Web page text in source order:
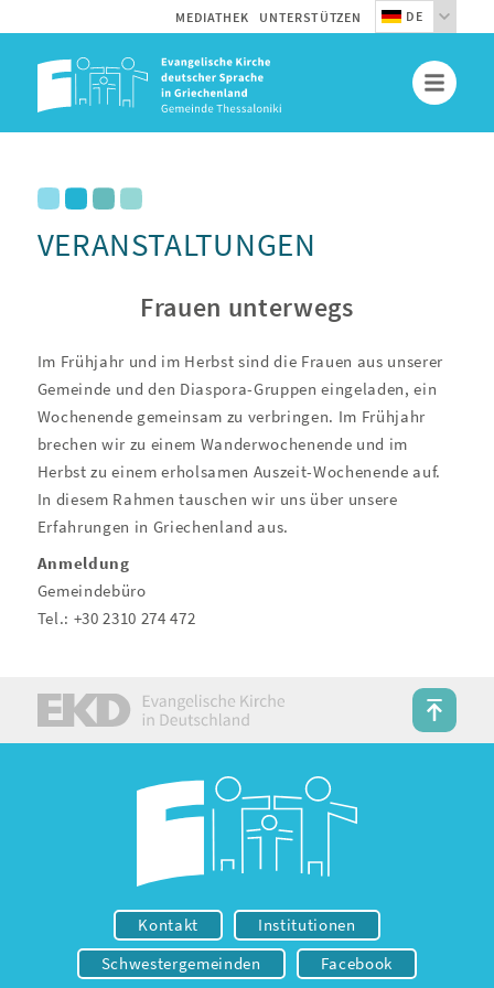
MEDIATHEK UNTERSTÜTZEN DE
VERANSTALTUNGEN
Frauen unterwegs
Im Frühjahr und im Herbst sind die Frauen aus unserer
Gemeinde und den Diaspora-Gruppen eingeladen, ein
Wochenende gemeinsam zu verbringen. Im Frühjahr
brechen wir zu einem Wanderwochenende und im
Herbst zu einem erholsamen Auszeit-Wochenende auf.
In diesem Rahmen tauschen wir uns über unsere
Erfahrungen in Griechenland aus.
Anmeldung
Gemeindebüro
Tel.: +30 2310 274 472
Kontakt
Institutionen
Schwestergemeinden
Facebook